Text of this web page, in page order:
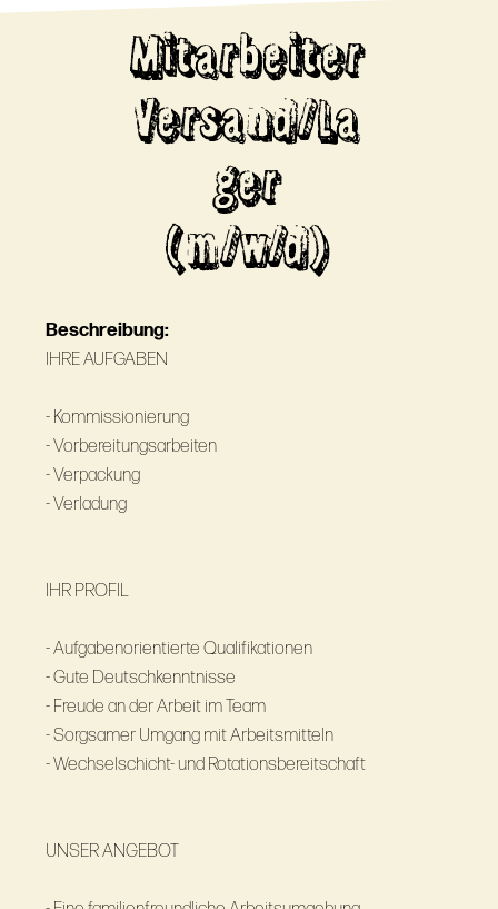
Mitarbeiter
Versand/La
ger
(m/w/d)
Beschreibung:
IHRE AUFGABEN
- Kommissionierung
- Vorbereitungsarbeiten
- Verpackung
- Verladung
IHR PROFIL
- Aufgabenorientierte Qualifikationen
- Gute Deutschkenntnisse
- Freude an der Arbeit im Team
- Sorgsamer Umgang mit Arbeitsmitteln
- Wechselschicht- und Rotationsbereitschaft
UNSER ANGEBOT